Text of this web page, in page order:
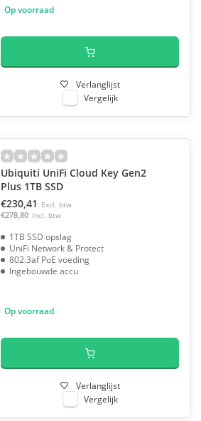
Op voorraad
Verlanglijst
Vergelijk
Ubiquiti UniFi Cloud Key Gen2
Plus 1TB SSD
€230,41 Excl. btw
€278,80 Incl. btw
1TB SSD opslag
UniFi Network & Protect
802.3af PoE voeding
Ingebouwde accu
Op voorraad
Verlanglijst
Vergelijk